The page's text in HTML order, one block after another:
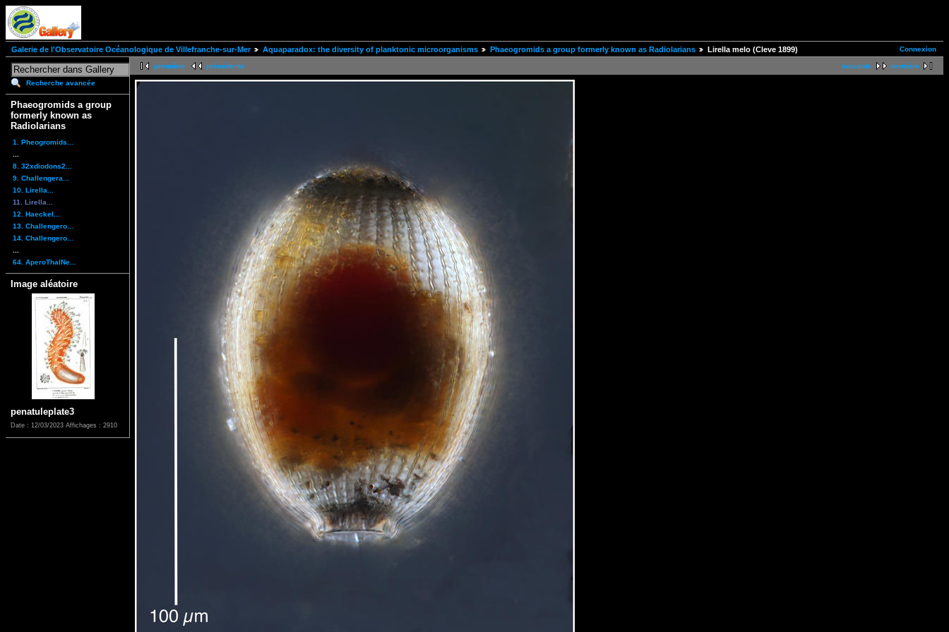
Connexion
Galerie de l'Observatoire Océanologique de Villefranche-sur-Mer Aquaparadox: the diversity of planktonic microorganisms Phaeogromids a group formerly known as Radiolarians Lirella melo (Cleve 1899)
Recherche avancée
Phaeogromids a group
formerly known as
Radiolarians
1. Pheogromids...
8. 32xdiodons2...
9. Challengera...
10. Lirella...
11. Lirella...
12. Haeckel...
13. Challengero...
14. Challengero...
64. AperoThalNe...
Image aléatoire
penatuleplate3
Date : 12/03/2023 Affichages : 2910
suivante dernière
première précédente